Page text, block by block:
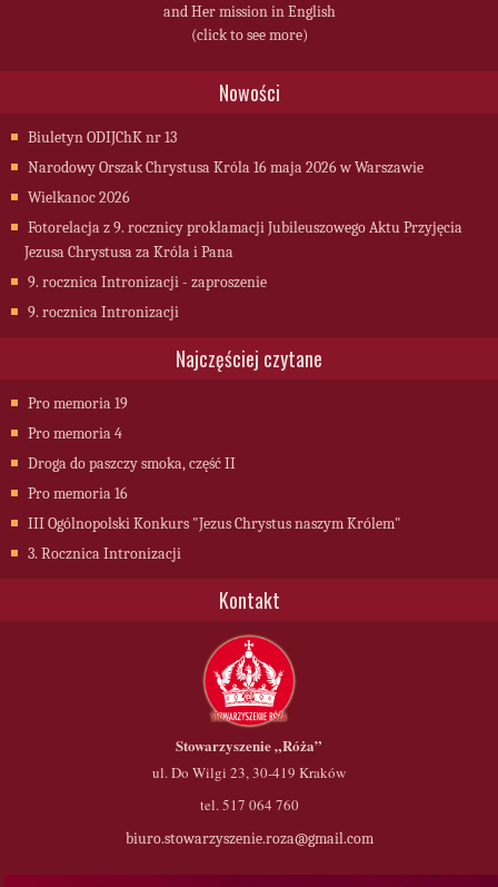
and Her mission in English
(click to see more)
Nowości
Biuletyn ODIJChK nr 13
Narodowy Orszak Chrystusa Króla 16 maja 2026 w Warszawie
Wielkanoc 2026
Fotorelacja z 9. rocznicy proklamacji Jubileuszowego Aktu Przyjęcia
Jezusa Chrystusa za Króla i Pana
9. rocznica Intronizacji - zaproszenie
9. rocznica Intronizacji
Najczęściej czytane
Pro memoria 19
Pro memoria 4
Droga do paszczy smoka, część II
Pro memoria 16
III Ogólnopolski Konkurs "Jezus Chrystus naszym Królem"
3. Rocznica Intronizacji
Kontakt
Stowarzyszenie„Róża”
ul. Do Wilgi 23, 30-419 Kraków
tel. 517 064 760
biuro.stowarzyszenie.roza@gmail.com